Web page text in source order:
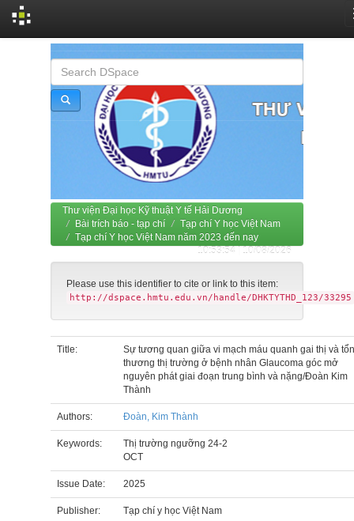
Thư viện Đại học Kỹ thuật Y tế Hải Dương
Bài trích báo - tạp chí
Tạp chí Y học Việt Nam
Tạp chí Y học Việt Nam năm 2023 đến nay
10:53:54 | 10/08/2026
Please use this identifier to cite or link to this item:
http://dspace.hmtu.edu.vn/handle/DHKTYTHD_123/33295
Title:
Sự tương quan giữa vi mạch máu quanh gai thị và
thương thị trường ở bệnh nhân Glaucoma góc mở
nguyên phát giai đoạn trung bình và nặng/Đoàn Kim
Thành
Authors: Đoàn, Kim Thành
Keywords:
Thị trường ngưỡng 24-2
OCT
Issue Date: 2025
Publisher: Tạp chí y học Việt Nam